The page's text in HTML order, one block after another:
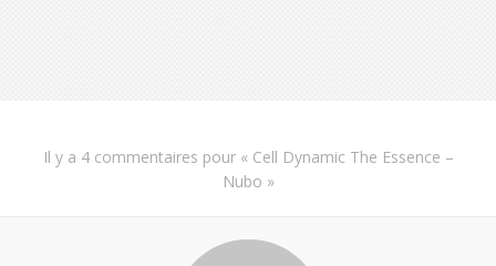
Il y a 4 commentaires pour « Cell Dynamic The Essence –
Nubo »